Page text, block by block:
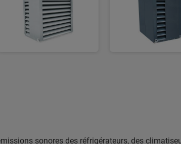
sonores des réfrigérateurs, des